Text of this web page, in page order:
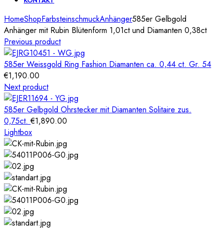
HomeShopFarbsteinschmuckAnhänger585er Gelbgold
Anhänger mit Rubin Blütenform 1,01ct und Diamanten 0,38ct
Previous product
585er Weissgold Ring Fashion Diamanten ca. 0,44 ct. Gr. 54
€1,190.00
Next product
585er Gelbgold Ohrstecker mit Diamanten Solitaire zus.
0,75ct.€1,890.00
Lightbox